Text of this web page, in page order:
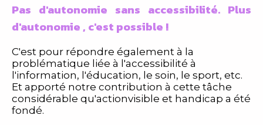
Pas d'autonomie sans accessibilité. Plus
d'autonomie , c'est possible !
C'est pour répondre également à la
problématique liée à l'accessibilité à
l'information, l'éducation, le soin, le sport, etc.
Et apporté notre contribution à cette tâche
considérable qu'actionvisible et handicap a été
fondé.